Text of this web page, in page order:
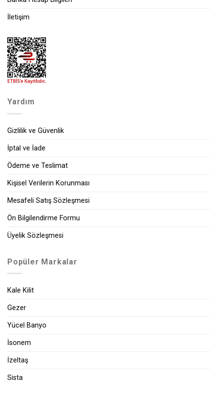
İletişim
Yardım
Gizlilik ve Güvenlik
İptal ve İade
Ödeme ve Teslimat
Kişisel Verilerin Korunması
Mesafeli Satış Sözleşmesi
Ön Bilgilendirme Formu
Üyelik Sözleşmesi
Popüler Markalar
Kale Kilit
Gezer
Yücel Banyo
İsonem
İzeltaş
Sista